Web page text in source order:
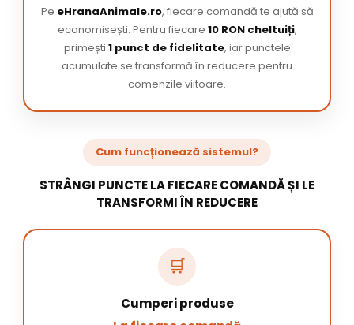
Pe eHranaAnimale.ro, fiecare comandă te ajută să
economisești. Pentru fiecare 10 RON cheltuiți,
primești 1 punct de fidelitate, iar punctele
acumulate se transformă în reducere pentru
comenzile viitoare.
Cum funcționează sistemul?
STRÂNGI PUNCTE LA FIECARE COMANDĂ ȘI LE
TRANSFORMI ÎN REDUCERE
🛒
Cumperi produse